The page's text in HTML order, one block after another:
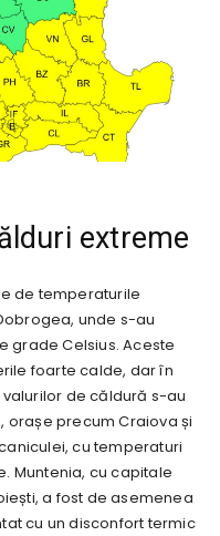
extreme
de temperaturile
unde s-au
grade Celsius. Aceste
foarte calde, dar în
de căldură s-au
orașe precum Craiova și
cu temperaturi
Muntenia, cu capitale
a fost de asemenea
cu un disconfort termic